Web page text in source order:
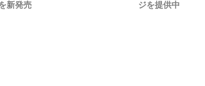
新発売
ジを提供中